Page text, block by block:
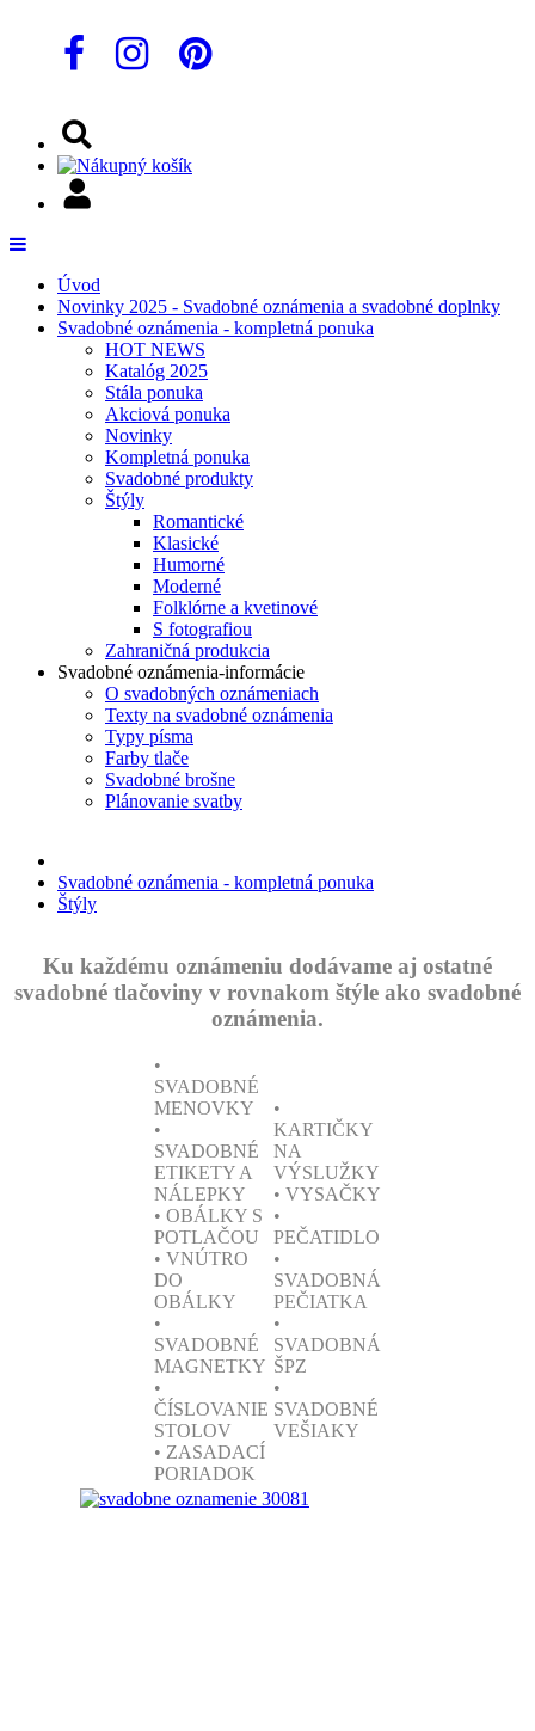
Úvod
Novinky 2025 - Svadobné oznámenia a svadobné doplnky
Svadobné oznámenia - kompletná ponuka
HOT NEWS
Katalóg 2025
Stála ponuka
Akciová ponuka
Novinky
Kompletná ponuka
Svadobné produkty
Štýly
Romantické
Klasické
Humorné
Moderné
Folklórne a kvetinové
S fotografiou
Zahraničná produkcia
Svadobné oznámenia-informácie
O svadobných oznámeniach
Texty na svadobné oznámenia
Typy písma
Farby tlače
Svadobné brošne
Plánovanie svatby
Svadobné oznámenia - kompletná ponuka
Štýly
Ku každému oznámeniu dodávame aj ostatné
svadobné tlačoviny v rovnakom štýle ako svadobné
oznámenia.
•
SVADOBNÉ
MENOVKY
•
SVADOBNÉ
ETIKETY A
NÁLEPKY
• OBÁLKY S
POTLAČOU
• VNÚTRO
DO
OBÁLKY
•
SVADOBNÉ
MAGNETKY
•
ČÍSLOVANIE
STOLOV
• ZASADACÍ
PORIADOK
•
KARTIČKY
NA
VÝSLUŽKY
• VYSAČKY
•
PEČATIDLO
•
SVADOBNÁ
PEČIATKA
•
SVADOBNÁ
ŠPZ
•
SVADOBNÉ
VEŠIAKY